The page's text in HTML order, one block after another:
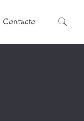
Contacto